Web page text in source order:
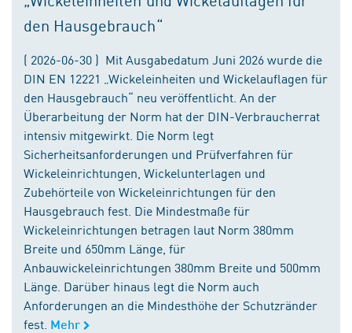
den Hausgebrauch“
( 2026-06-30 ) Mit Ausgabedatum Juni 2026 wurde die
DIN EN 12221 „Wickeleinheiten und Wickelauflagen für
den Hausgebrauch“ neu veröffentlicht. An der
Überarbeitung der Norm hat der DIN-Verbraucherrat
intensiv mitgewirkt. Die Norm legt
Sicherheitsanforderungen und Prüfverfahren für
Wickeleinrichtungen, Wickelunterlagen und
Zubehörteile von Wickeleinrichtungen für den
Hausgebrauch fest. Die Mindestmaße für
Wickeleinrichtungen betragen laut Norm 380mm
Breite und 650mm Länge, für
Anbauwickeleinrichtungen 380mm Breite und 500mm
Länge. Darüber hinaus legt die Norm auch
Anforderungen an die Mindesthöhe der Schutzränder
fest. Mehr